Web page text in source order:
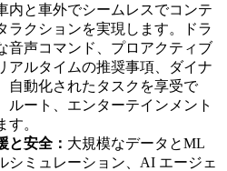
内と車外でシームレスでコンテ
ラクションを実現します。ドラ
音声コマンド、プロアクティブ
アルタイムの推奨事項、ダイナ
自動化されたタスクを享受で
ルート、エンターテインメント
す。
と安全： 大規模なデータとML
シミュレーション、AI エージェ